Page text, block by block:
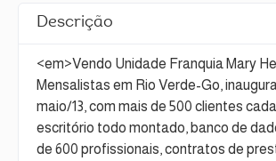
Descrição
<em>Vendo Unidade Franquia Mary
Mensalistas em Rio Verde-Go,
maio/13, com mais de 500 clientes
escritório todo montado, banco de
de 600 profissionais, contratos de